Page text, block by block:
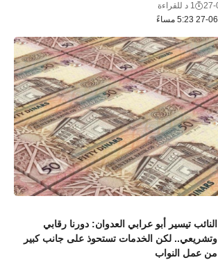
1 د للقراءة
النائب تيسير أبو عرابي العدوان: دورنا رقابي
وتشريعي.. لكن الخدمات تستحوذ على جانب كبير
من عمل النواب